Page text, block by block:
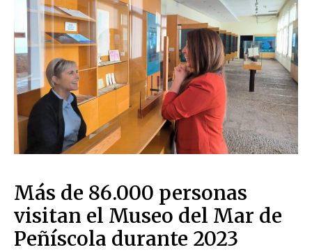
Más de 86.000 personas
visitan el Museo del Mar de
Peñíscola durante 2023